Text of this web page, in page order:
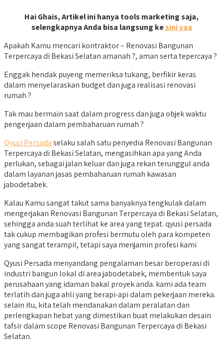
Hai Ghais, Artikel ini hanya tools marketing saja,
selengkapnya Anda bisa langsung kesini yaa
Apakah Kamu mencari kontraktor – Renovasi Bangunan
Terpercaya di Bekasi Selatan amanah ?, aman serta tepercaya ?
Enggak hendak puyeng memeriksa tukang, berfikir keras
dalam menyelaraskan budget dan juga realisasi renovasi
rumah ?
Tak mau bermain saat dalam progress dan juga objek waktu
pengerjaan dalam pembaharuan rumah ?
Qyusi Persadaselaku salah satu penyedia Renovasi Bangunan
Terpercaya di Bekasi Selatan, mengasihkan apa yang Anda
perlukan, sebagai jalan keluar dan juga rekan terunggul anda
dalam layanan jasas pembaharuan rumah kawasan
jabodetabek.
Kalau Kamu sangat takut sama banyaknya tengkulak dalam
mengerjakan Renovasi Bangunan Terpercaya di Bekasi Selatan,
sehingga anda suah terlihat ke area yang tepat. qyusi persada
tak cukup membagikan profesi bermutu oleh para kompeten
yang sangat terampil, tetapi saya menjamin profesi kami
Qyusi Persada menyandang pengalaman besar beroperasi di
industri bangun lokal di area jabodetabek, membentuk saya
perusahaan yang idaman bakal proyek anda. kami ada team
terlatih dan juga ahli yang berapi-api dalam pekerjaan mereka.
selain itu, kita telah mendanakan dalam peralatan dan
perlengkapan hebat yang dimestikan buat melakukan desain
tafsir dalam scope Renovasi Bangunan Terpercaya di Bekasi
Selatan.